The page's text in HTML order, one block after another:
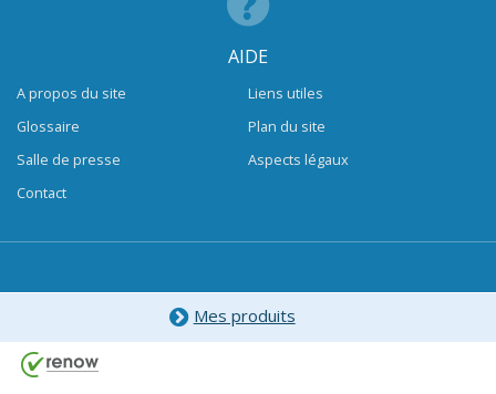
AIDE
A propos du site
Glossaire
Salle de presse
Contact
Liens utiles
Plan du site
Aspects légaux
Mes produits